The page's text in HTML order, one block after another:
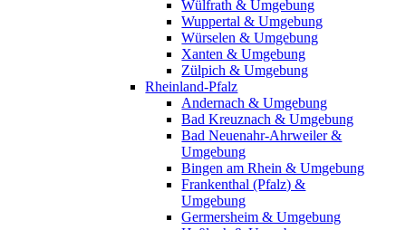
Wülfrath & Umgebung
Wuppertal & Umgebung
Würselen & Umgebung
Xanten & Umgebung
Zülpich & Umgebung
Rheinland-Pfalz
Andernach & Umgebung
Bad Kreuznach & Umgebung
Bad Neuenahr-Ahrweiler &
Umgebung
Bingen am Rhein & Umgebung
Frankenthal (Pfalz) &
Umgebung
Germersheim & Umgebung